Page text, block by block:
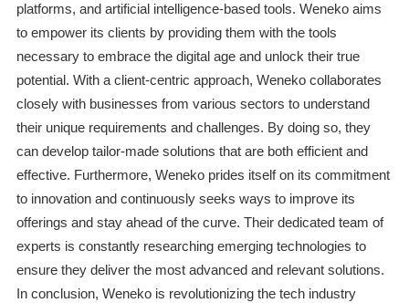
platforms, and artificial intelligence-based tools. Weneko aims
to empower its clients by providing them with the tools
necessary to embrace the digital age and unlock their true
potential. With a client-centric approach, Weneko collaborates
closely with businesses from various sectors to understand
their unique requirements and challenges. By doing so, they
can develop tailor-made solutions that are both efficient and
effective. Furthermore, Weneko prides itself on its commitment
to innovation and continuously seeks ways to improve its
offerings and stay ahead of the curve. Their dedicated team of
experts is constantly researching emerging technologies to
ensure they deliver the most advanced and relevant solutions.
In conclusion, Weneko is revolutionizing the tech industry